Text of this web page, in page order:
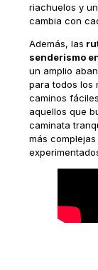
riachuelos y
cambia con
Además, las
senderismo
un amplio
para todos los
caminos
aquellos que
caminata
más